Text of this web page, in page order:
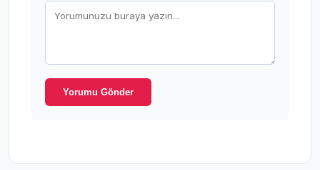
Yorumu Gönder